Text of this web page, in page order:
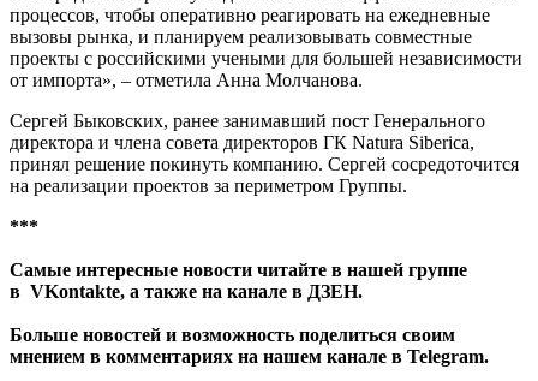
процессов, чтобы оперативно реагировать на ежедневные
вызовы рынка, и планируем реализовывать совместные
проекты с российскими учеными для большей независимости
от импорта», – отметила Анна Молчанова.
Сергей Быковских, ранее занимавший пост Генерального
директора и члена совета директоров ГК Natura Siberica,
принял решение покинуть компанию. Сергей сосредоточится
на реализации проектов за периметром Группы.
***
Самые интересные новости читайте в нашей группе
в VKontakte, а также на канале в ДЗЕН.
Больше новостей и возможность поделиться своим
мнением в комментариях на нашем канале в Telegram.